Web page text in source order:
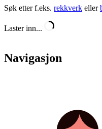
Søk etter f.eks. rekkverk eller
Laster inn...
Navigasjon